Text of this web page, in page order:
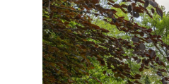
HOME